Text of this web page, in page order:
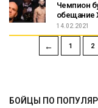
Чемпион
обещание
14.02.2021
← 1 2
БОЙЦЫ ПО